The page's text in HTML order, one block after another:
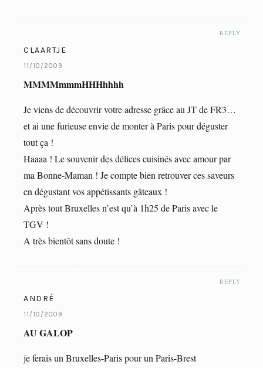
REPLY
CLAARTJE
11/10/2009
MMMMmmmHHHhhhh
Je viens de découvrir votre adresse grâce au JT de FR3…
et ai une furieuse envie de monter à Paris pour déguster
tout ça !
Haaaa ! Le souvenir des délices cuisinés avec amour par
ma Bonne-Maman ! Je compte bien retrouver ces saveurs
en dégustant vos appétissants gâteaux !
Après tout Bruxelles n’est qu’à 1h25 de Paris avec le
TGV !
A très bientôt sans doute !
REPLY
ANDRÉ
11/10/2009
AU GALOP
je ferais un Bruxelles-Paris pour un Paris-Brest